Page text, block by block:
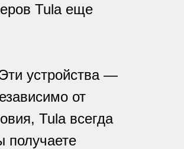
Tula еще
устройства —
от
Tula всегда
получаете